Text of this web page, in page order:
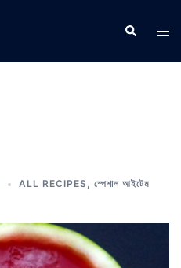
Search
ALL RECIPES, স্পেশাল আইটেম